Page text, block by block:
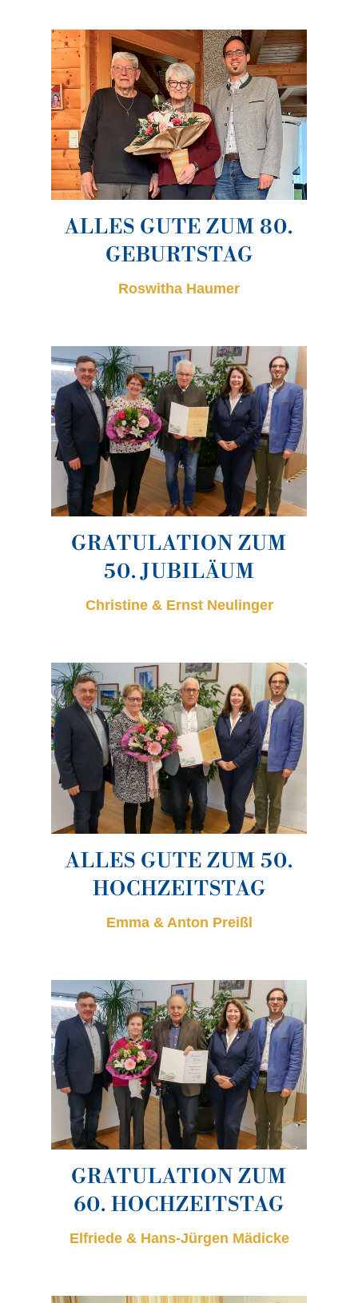
ALLES GUTE ZUM 80.
GEBURTSTAG
Roswitha Haumer
GRATULATION ZUM
50. JUBILÄUM
Christine & Ernst Neulinger
ALLES GUTE ZUM 50.
HOCHZEITSTAG
Emma & Anton Preißl
GRATULATION ZUM
60. HOCHZEITSTAG
Elfriede & Hans-Jürgen Mädicke